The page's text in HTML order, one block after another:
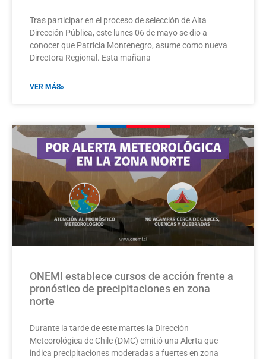
Tras participar en el proceso de selección de Alta
Dirección Pública, este lunes 06 de mayo se dio a
conocer que Patricia Montenegro, asume como nueva
Directora Regional. Esta mañana
VER MÁS»
ONEMI establece cursos de acción frente a
pronóstico de precipitaciones en zona
norte
Durante la tarde de este martes la Dirección
Meteorológica de Chile (DMC) emitió una Alerta que
indica precipitaciones moderadas a fuertes en zona